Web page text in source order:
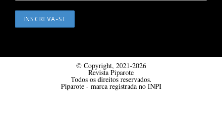
© Copyright, 2021-2026
Revista Piparote
Todos os direitos reservados.
Piparote - marca registrada no INPI